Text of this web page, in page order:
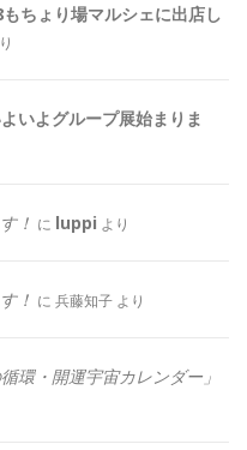
ちょり場マルシェに出店し
いよグループ展始まりま
！ に luppi より
！ に 兵藤知子 より
環・開運宇宙カレンダー」